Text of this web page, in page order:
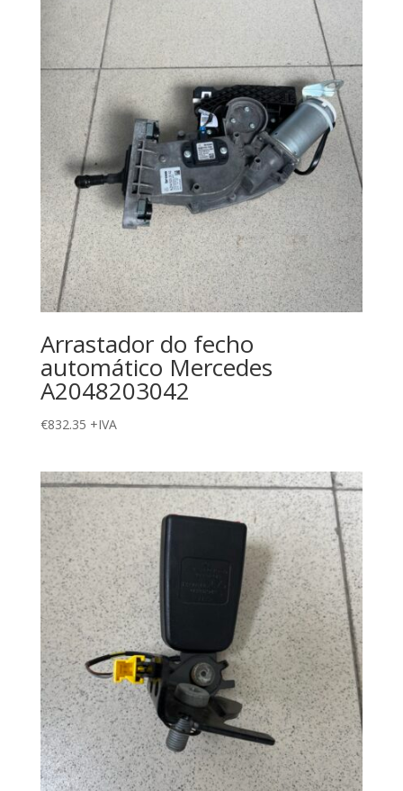
Arrastador do fecho
automático Mercedes
A2048203042
€832.35 +IVA